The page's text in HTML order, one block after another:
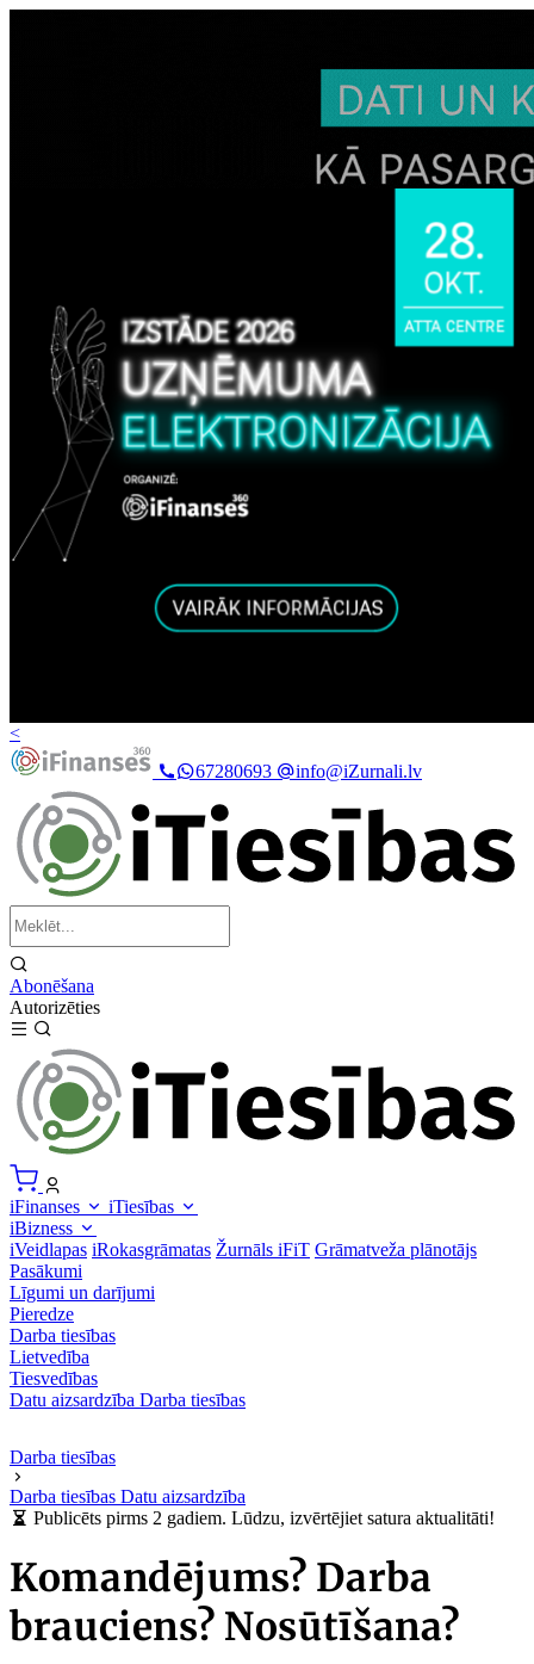
<
67280693
info@iZurnali.lv
Abonēšana
Autorizēties
iFinanses
iTiesības
iBizness
iVeidlapas iRokasgrāmatas Žurnāls iFiT Grāmatveža plānotājs
Pasākumi
Līgumi un darījumi
Pieredze
Darba tiesības
Lietvedība
Tiesvedības
Datu aizsardzība Darba tiesības
Darba tiesības
Darba tiesības Datu aizsardzība
Publicēts pirms 2 gadiem. Lūdzu, izvērtējiet satura aktualitāti!
Komandējums? Darba
brauciens? Nosūtīšana?